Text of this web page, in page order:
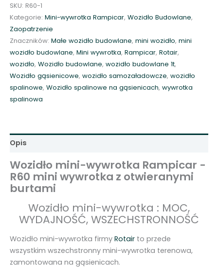
ł
o
m
i
n
i
-
w
y
o
t
k
a
R
a
c
a
r
SKU: R60-1
Kategorie: Mini-wywrotka Rampicar, Wozidło Budowlane,
Zaopatrzenie
Znaczników: Małe wozidło budowlane, mini wozidło, mini
wozidło budowlane, Mini wywrotka, Rampicar, Rotair,
wozidło, Wozidło budowlane, wozidło budowlane 1t,
Wozidło gąsienicowe, wozidło samozaładowcze, wozidło
spalinowe, Wozidło spalinowe na gąsienicach, wywrotka
spalinowa
Opis
Wozidło mini-wywrotka Rampicar -
R60 mini wywrotka z otwieranymi
burtami
Wozidło mini-wywrotka : MOC,
WYDAJNOŚĆ, WSZECHSTRONNOŚĆ
Wozidło mini-wywrotka firmy Rotair to przede
wszystkim wszechstronny mini-wywrotka terenowa,
zamontowana na gąsienicach.